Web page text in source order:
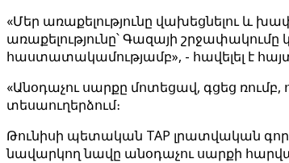
«Մեր առաքելությունը վախեցնելու և
առաքելությունը՝ Գազայի
հաստատակամությամբ», - հավելել է
«Անօդաչու սարքը մոտեցավ, գցեց
տեսաուղերձում։
Թունիսի պետական TAP լրատվական
նավարկող նավը անօդաչու սարքի